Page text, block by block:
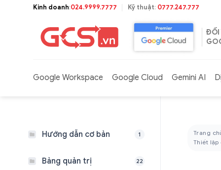
Kinh doanh:024.9999.7777 Kỹ thuật: 0777.247.777
ĐỐI
Google Workspace Google Cloud Gemini AI
Hướng dẫn cơ bản 1
Bảng quản trị 22
Trang
Thiết lập